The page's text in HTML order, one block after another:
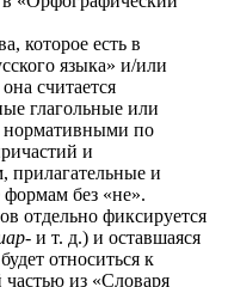
которое есть в
языка» и/или
считается
глагольные или
нормативными по
и
и
без «не».
отдельно фиксируется
и т. д.) и оставшаяся
относиться к
из «Словаря